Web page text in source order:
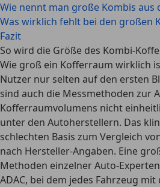
Wie nennt man große Kombis aus
Was wirklich fehlt bei den großen
Fazit
So wird die Größe des Kombi-
Wie groß ein Kofferraum wirklich
Nutzer nur selten auf den ersten
sind auch die Messmethoden zur
Kofferraumvolumens nicht
unter den Autoherstellern. Das
schlechten Basis zum Vergleich
nach Hersteller-Angaben. Eine
Methoden einzelner Auto-
ADAC, bei dem jedes Fahrzeug